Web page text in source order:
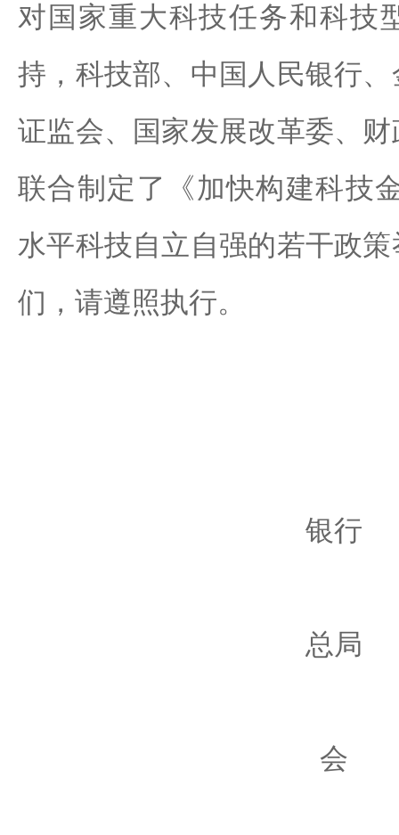
对国家重大科技任务和科技
持，科技部、中国人民银行
证监会、国家发展改革委、
联合制定了《加快构建科技
水平科技自立自强的若干政
们，请遵照执行。
银行
总局
会